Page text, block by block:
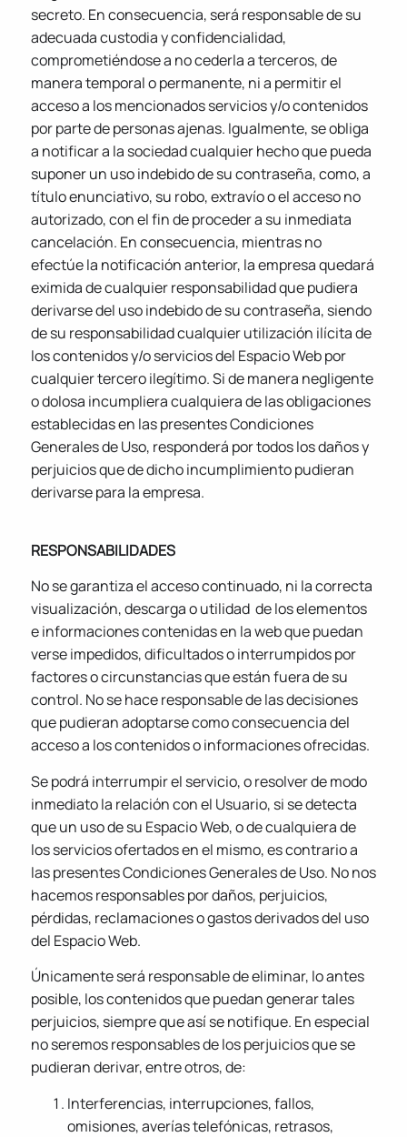
secreto. En consecuencia, será responsable de su
adecuada custodia y confidencialidad,
comprometiéndose a no cederla a terceros, de
manera temporal o permanente, ni a permitir el
acceso a los mencionados servicios y/o contenidos
por parte de personas ajenas. Igualmente, se obliga
a notificar a la sociedad cualquier hecho que pueda
suponer un uso indebido de su contraseña, como, a
título enunciativo, su robo, extravío o el acceso no
autorizado, con el fin de proceder a su inmediata
cancelación. En consecuencia, mientras no
efectúe la notificación anterior, la empresa quedará
eximida de cualquier responsabilidad que pudiera
derivarse del uso indebido de su contraseña, siendo
de su responsabilidad cualquier utilización ilícita de
los contenidos y/o servicios del Espacio Web por
cualquier tercero ilegítimo. Si de manera negligente
o dolosa incumpliera cualquiera de las obligaciones
establecidas en las presentes Condiciones
Generales de Uso, responderá por todos los daños y
perjuicios que de dicho incumplimiento pudieran
derivarse para la empresa.
RESPONSABILIDADES
No se garantiza el acceso continuado, ni la correcta
visualización, descarga o utilidad de los elementos
e informaciones contenidas en la web que puedan
verse impedidos, dificultados o interrumpidos por
factores o circunstancias que están fuera de su
control. No se hace responsable de las decisiones
que pudieran adoptarse como consecuencia del
acceso a los contenidos o informaciones ofrecidas.
Se podrá interrumpir el servicio, o resolver de modo
inmediato la relación con el Usuario, si se detecta
que un uso de su Espacio Web, o de cualquiera de
los servicios ofertados en el mismo, es contrario a
las presentes Condiciones Generales de Uso. No nos
hacemos responsables por daños, perjuicios,
pérdidas, reclamaciones o gastos derivados del uso
del Espacio Web.
Únicamente será responsable de eliminar, lo antes
posible, los contenidos que puedan generar tales
perjuicios, siempre que así se notifique. En especial
no seremos responsables de los perjuicios que se
pudieran derivar, entre otros, de:
Interferencias, interrupciones, fallos,
omisiones, averías telefónicas, retrasos,